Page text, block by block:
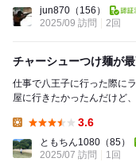
jun870 （156）
2025/09 訪問
2回
チャーシューつけ麺が
仕事で八王子に行った際にランチ利用 ほんとは向かい
屋に行きたかったんだけど
3.6
ともちん1080 （85）
2025/07 訪問
1回